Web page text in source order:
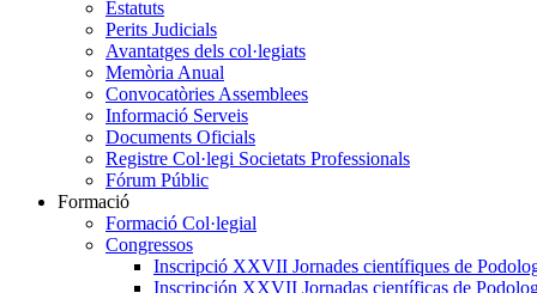
Estatuts
Perits Judicials
Avantatges dels col·legiats
Memòria Anual
Convocatòries Assemblees
Informació Serveis
Documents Oficials
Registre Col·legi Societats Professionals
Fórum Públic
Formació
Formació Col·legial
Congressos
Inscripció XXVII Jornades científiques de
Inscripción XXVII Jornadas científicas de